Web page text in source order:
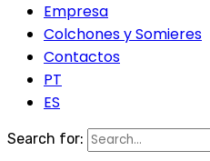
Empresa
Colchones y Somieres
Contactos
PT
ES
Search for: